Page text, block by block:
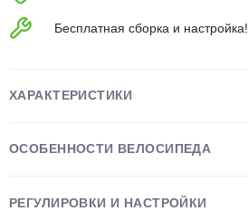
Бесплатная сборка и настройка!
ХАРАКТЕРИСТИКИ
ОСОБЕННОСТИ ВЕЛОСИПЕДА
РЕГУЛИРОВКИ И НАСТРОЙКИ